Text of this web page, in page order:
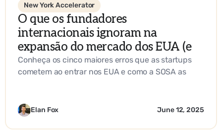
New York Accelerator
O que os fundadores
internacionais ignoram na
expansão do mercado dos EUA (e
como fazer isso da maneira certa)
Conheça os cinco maiores erros que as startups
cometem ao entrar nos EUA e como a SOSA as
Elan Fox June 12, 2025